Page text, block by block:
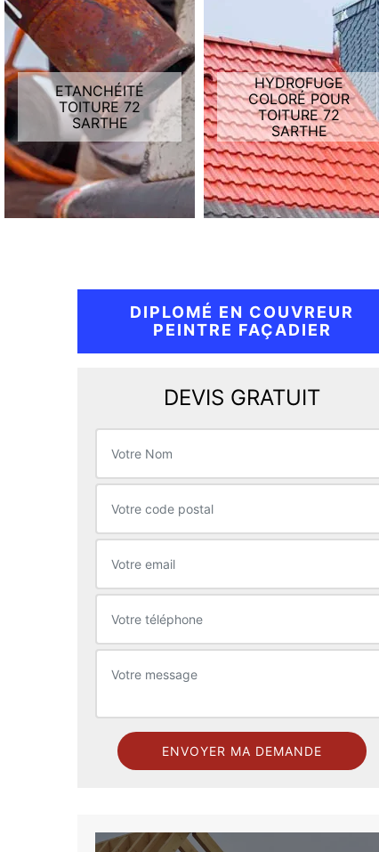
ETANCHÉITÉ
TOITURE 72
SARTHE
HYDROFUGE
COLORÉ POUR
TOITURE 72
SARTHE
DIPLOMÉ EN COUVREUR
PEINTRE FAÇADIER
DEVIS GRATUIT